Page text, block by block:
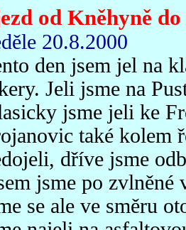
od Kněhyně
20.8.2000
den jsem jel na
Jeli jsme na
jsme jeli ke
také kolem
dříve jsme
jsme po
se ale ve směru